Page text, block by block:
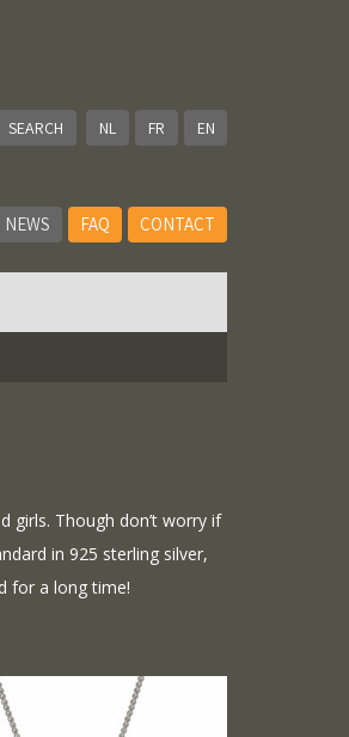
NL FR EN
NEWS FAQ CONTACT
girls. Though don’t worry if
in 925 sterling silver,
for a long time!